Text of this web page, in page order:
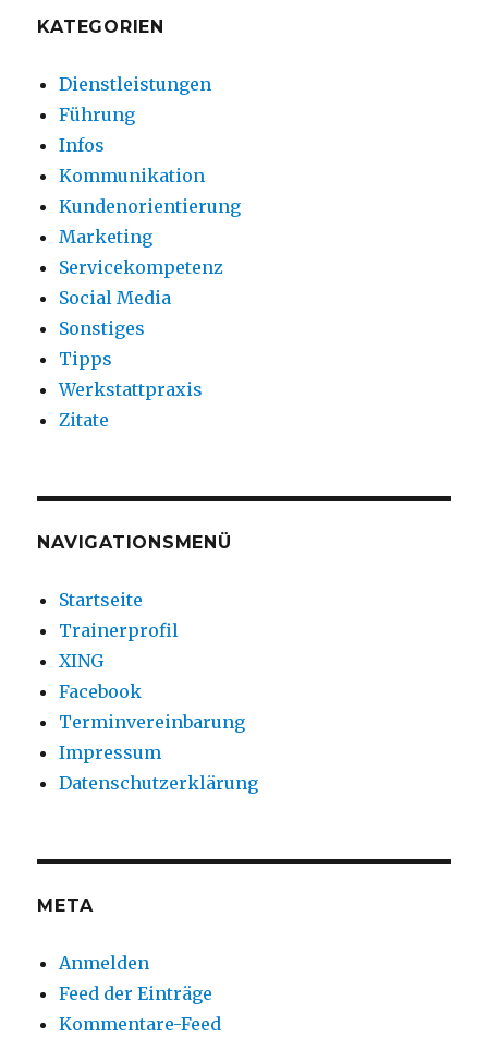
KATEGORIEN
Dienstleistungen
Führung
Infos
Kommunikation
Kundenorientierung
Marketing
Servicekompetenz
Social Media
Sonstiges
Tipps
Werkstattpraxis
Zitate
NAVIGATIONSMENÜ
Startseite
Trainerprofil
XING
Facebook
Terminvereinbarung
Impressum
Datenschutzerklärung
META
Anmelden
Feed der Einträge
Kommentare-Feed